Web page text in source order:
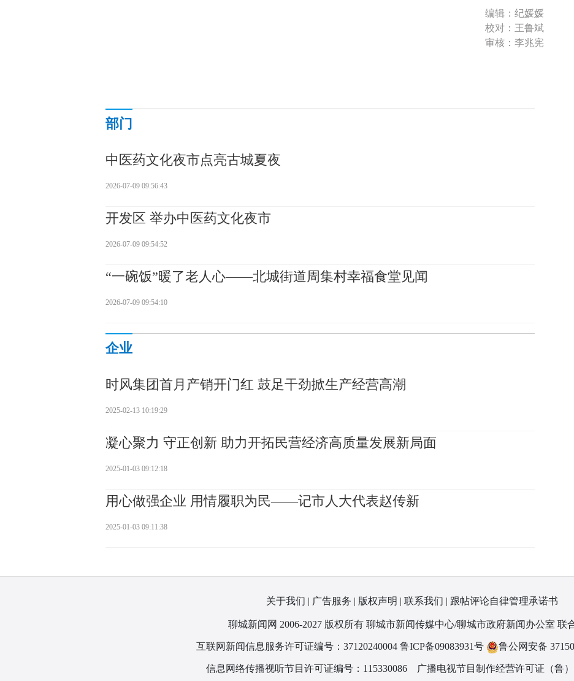
编辑：纪媛媛
校对：王鲁斌
审核：李兆宪
部门
中医药文化夜市点亮古城夏夜
2026-07-09 09:56:43
开发区 举办中医药文化夜市
2026-07-09 09:54:52
“一碗饭”暖了老人心——北城街道周集村幸福食堂见闻
2026-07-09 09:54:10
企业
时风集团首月产销开门红 鼓足干劲掀生产经营高潮
2025-02-13 10:19:29
凝心聚力 守正创新 助力开拓民营经济高质量发展新局面
2025-01-03 09:12:18
用心做强企业 用情履职为民——记市人大代表赵传新
2025-01-03 09:11:38
关于我们 | 广告服务 | 版权声明 | 联系我们 | 跟帖评论自律管理承诺书
聊城新闻网 2006-2027 版权所有 聊城市新闻传媒中心/聊城市政府新闻办公室 联
互联网新闻信息服务许可证编号：37120240004 鲁ICP备09083931号 鲁公网安备
信息网络传播视听节目许可证编号：115330086 广播电视节目制作经营许可证（鲁